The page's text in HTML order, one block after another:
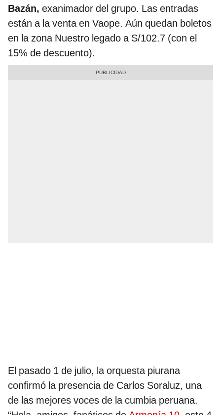
Bazán, exanimador del grupo. Las entradas
están a la venta en Vaope. Aún quedan boletos
en la zona Nuestro legado a S/102.7 (con el
15% de descuento).
El pasado 1 de julio, la orquesta piurana
confirmó la presencia de Carlos Soraluz, una
de las mejores voces de la cumbia peruana.